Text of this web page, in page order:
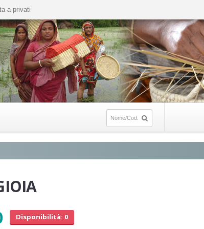
a privati
Disponibilità: 0